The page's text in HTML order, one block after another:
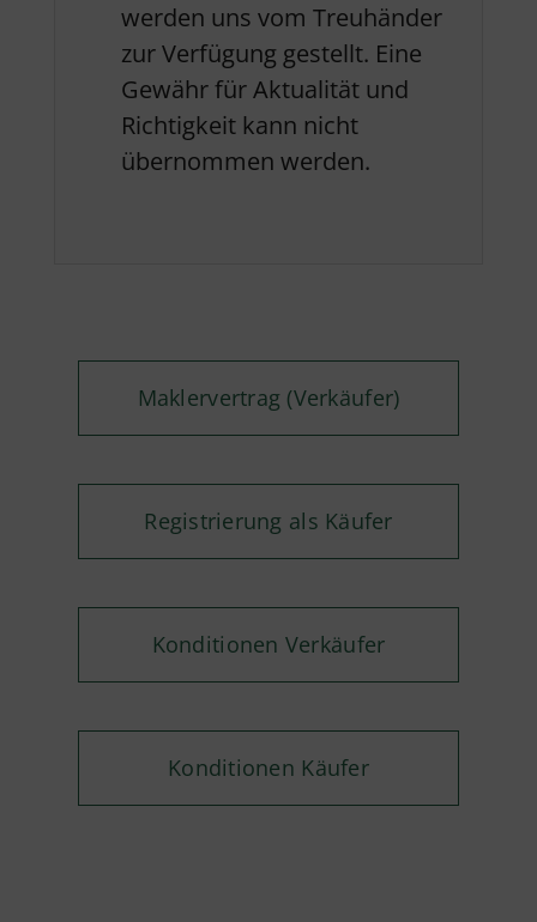
werden uns vom Treuhänder
zur Verfügung gestellt. Eine
Gewähr für Aktualität und
Richtigkeit kann nicht
übernommen werden.
Maklervertrag (Verkäufer)
Registrierung als Käufer
Konditionen Verkäufer
Konditionen Käufer